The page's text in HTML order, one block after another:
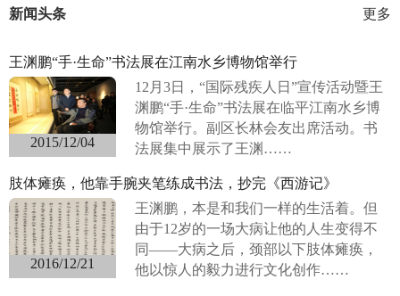
更多
新闻头条
王渊鹏“手·生命”书法展在江南水乡博物馆举行
2015/12/04
12月3日，“国际残疾人日”宣传活动暨王
渊鹏“手·生命”书法展在临平江南水乡博
物馆举行。副区长林会友出席活动。书
法展集中展示了王渊……
肢体瘫痪，他靠手腕夹笔练成书法，抄完《西游记》
2016/12/21
王渊鹏，本是和我们一样的生活着。但
由于12岁的一场大病让他的人生变得不
同——大病之后，颈部以下肢体瘫痪，
他以惊人的毅力进行文化创作……